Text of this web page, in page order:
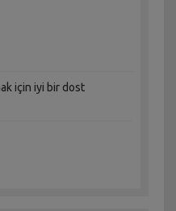
için iyi bir dost